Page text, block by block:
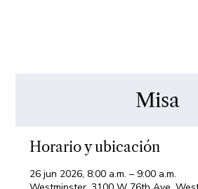
Misa
Horario y ubicación
26 jun 2026, 8:00 a.m. – 9:00 a.m.